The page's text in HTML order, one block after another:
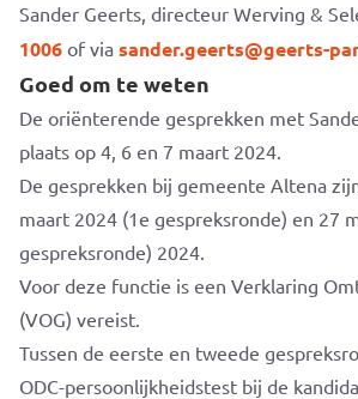
Sander Geerts, directeur Werving &
1006 of via sander.geerts@geerts-
Goed om te weten
De oriënterende gesprekken met
plaats op 4, 6 en 7 maart 2024.
De gesprekken bij gemeente Altena
maart 2024 (1e gespreksronde) en 27
gespreksronde) 2024.
Voor deze functie is een Verklaring
(VOG) vereist.
Tussen de eerste en tweede
ODC-persoonlijkheidstest bij de